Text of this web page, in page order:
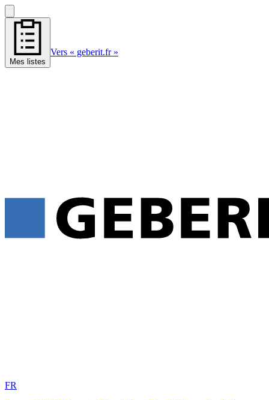
Mes listes
Vers « geberit.fr »
FR